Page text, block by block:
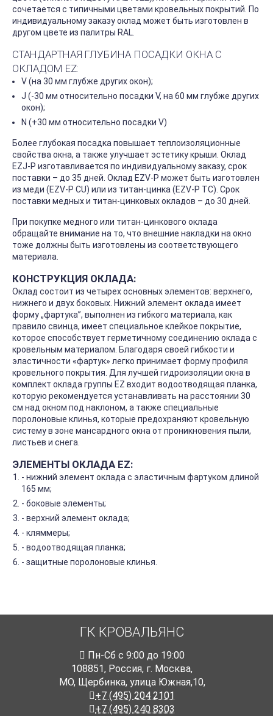
сочетается с типичными цветами кровельных покрытий. По
индивидуальному заказу оклад может быть изготовлен в
другом цвете из палитры RAL.
СТАНДАРТНАЯ ГЛУБИНА ПОСАДКИ ОКНА С
ОКЛАДОМ EZ:
V (на 30 мм глубже других окон);
J (-30 мм относительно посадки V, на 60 мм глубже других
окон);
N (+30 мм относительно посадки V)
Более глубокая посадка повышает теплоизоляционные
свойства окна, а также улучшает эстетику крыши. Оклад
EZJ-P изготавливается по индивидуальному заказу, срок
поставки – до 35 дней. Оклад EZV-P может быть изготовлен
из меди (EZV-P CU) или из титан-цинка (EZV-P TC). Срок
поставки медных и титан-цинковых окладов – до 30 дней.
При покупке медного или титан-цинкового оклада
обращайте внимание на то, что внешние накладки на окно
тоже должны быть изготовлены из соответствующего
материала.
КОНСТРУКЦИЯ ОКЛАДА:
Оклад состоит из четырех основных элементов: верхнего,
нижнего и двух боковых. Нижний элемент оклада имеет
форму „фартука”, выполнен из гибкого материала, как
правило свинца, имеет специальное клейкое покрытие,
которое способствует герметичному соединению оклада с
кровельным материалом. Благодаря своей гибкости и
эластичности «фартук» легко принимает форму профиля
кровельного покрытия. Для лучшей гидроизоляции окна в
комплект оклада группы EZ входит водоотводящая планка,
которую рекомендуется устанавливать на расстоянии 30
см над окном под наклоном, а также специальные
поролоновые клинья, которые предохраняют кровельную
систему в зоне мансардного окна от проникновения пыли,
листьев и снега.
ЭЛЕМЕНТЫ ОКЛАДА EZ:
- нижний элемент оклада с эластичным фартуком длиной
165 мм;
- боковые элементы;
- верхний элемент оклада;
- кляммеры;
- водоотводящая планка;
- защитные поролоновые клинья.
ГК КРОВАЛЬЯНС
Пн-Cб с 9:00 до 19:00
108851, Россия, г. Москва,
МО, Щербинка, улица Южная,10,
+7 (495) 204 2101
+7 (495) 240 8303